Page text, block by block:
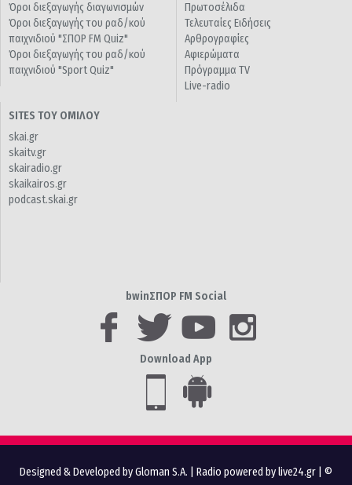
Όροι διεξαγωγής διαγωνισμών
Όροι διεξαγωγής του ραδ/κού
παιχνιδιού "ΣΠΟΡ FM Quiz"
Όροι διεξαγωγής του ραδ/κού
παιχνιδιού "Sport Quiz"
Πρωτοσέλιδα
Τελευταίες Ειδήσεις
Αρθρογραφίες
Αφιερώματα
Πρόγραμμα TV
Live-radio
SITES ΤΟΥ ΟΜΙΛΟΥ
skai.gr
skaitv.gr
skairadio.gr
skaikairos.gr
podcast.skai.gr
bwinΣΠΟΡ FM Social
Download App
Designed & Developed by Gloman S.A. Radio powered by live24.gr | ©